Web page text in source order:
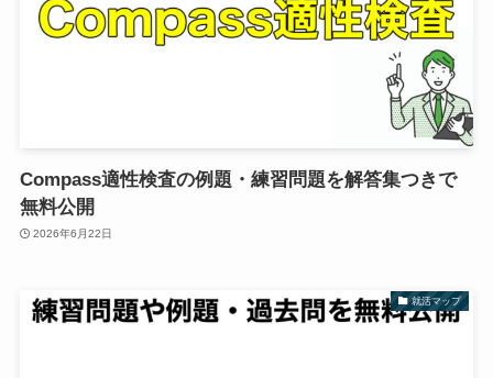
Compass適性検査の例題・練習問題を解答集つきで
無料公開
2026年6月22日
就活マップ